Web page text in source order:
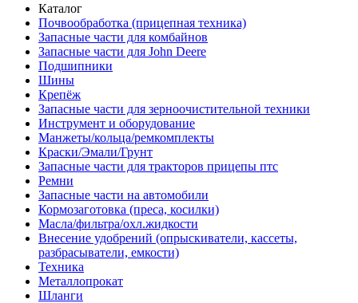
Каталог
Почвообработка (прицепная техника)
Запасные части для комбайнов
Запасные части для John Deere
Подшипники
Шины
Крепёж
Запасные части для зерноочистительной техники
Инструмент и оборудование
Манжеты/кольца/ремкомплекты
Краски/Эмали/Грунт
Запасные части для тракторов прицепы птс
Ремни
Запасные части на автомобили
Кормозаготовка (преса, косилки)
Масла/фильтра/охл.жидкости
Внесение удобрений (опрыскиватели, кассеты,
разбрасыватели, емкости)
Техника
Металлопрокат
Шланги